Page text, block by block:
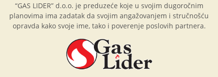
“GAS LIDER” d.o.o. je preduzeće koje u svojim dugoročnim
planovima ima zadatak da svojim angažovanjem i stručnošću
opravda kako svoje ime, tako i poverenje poslovih partnera.